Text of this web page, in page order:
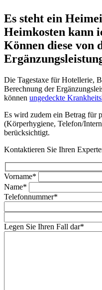
Es steht ein
Heimkosten kann
Können diese von
Die Tagestaxe für Hotellerie,
Berechnung der
können ungedeckte
Es wird zudem ein Betrag für
(Körperhygiene, Telefon/
berücksichtigt.
Kontaktieren Sie Ihren
Vorname*
Name*
Telefonnummer*
Legen Sie Ihren Fall dar*